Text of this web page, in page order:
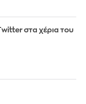
στα χέρια του